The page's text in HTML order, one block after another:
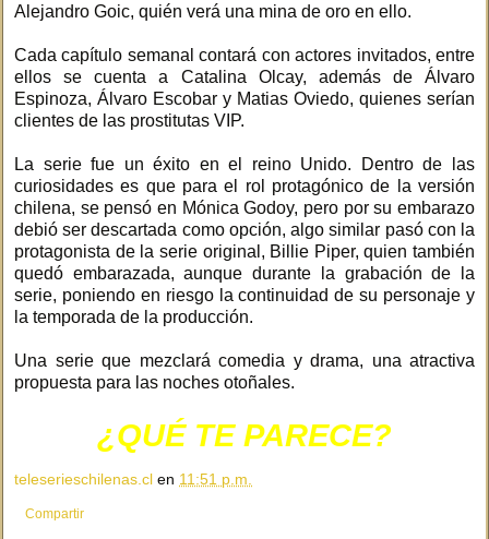
Alejandro Goic, quién verá una mina de oro en ello.
Cada capítulo semanal contará con actores invitados, entre
ellos se cuenta a Catalina Olcay, además de Álvaro
Espinoza, Álvaro Escobar y Matias Oviedo, quienes serían
clientes de las prostitutas VIP.
La serie fue un éxito en el reino Unido. Dentro de las
curiosidades es que para el rol protagónico de la versión
chilena, se pensó en Mónica Godoy, pero por su embarazo
debió ser descartada como opción, algo similar pasó con la
protagonista de la serie original, Billie Piper, quien también
quedó embarazada, aunque durante la grabación de la
serie, poniendo en riesgo la continuidad de su personaje y
la temporada de la producción.
Una serie que mezclará comedia y drama, una atractiva
propuesta para las noches otoñales.
¿QUÉ TE PARECE?
teleserieschilenas.cl en 11:51 p.m.
Compartir